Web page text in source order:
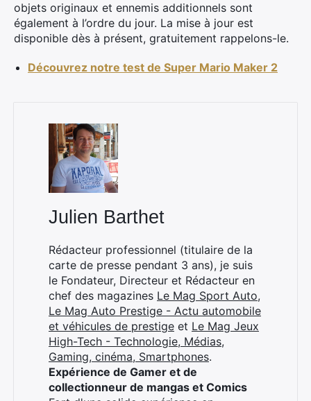
objets originaux et ennemis additionnels sont
également à l’ordre du jour. La mise à jour est
disponible dès à présent, gratuitement rappelons-le.
Découvrez notre test de Super Mario Maker 2
Julien Barthet
Rédacteur professionnel (titulaire de la
carte de presse pendant 3 ans), je suis
le Fondateur, Directeur et Rédacteur en
chef des magazines Le Mag Sport Auto,
Le Mag Auto Prestige - Actu automobile
et véhicules de prestige et Le Mag Jeux
High-Tech - Technologie, Médias,
Gaming, cinéma, Smartphones.
Expérience de Gamer et de
collectionneur de mangas et Comics